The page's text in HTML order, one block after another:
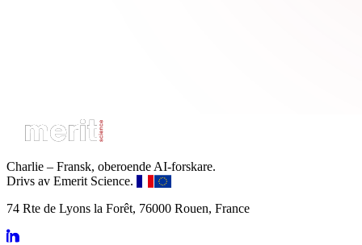
Charlie – Fransk, oberoende AI-forskare.
Drivs av Emerit Science.
74 Rte de Lyons la Forêt, 76000 Rouen, France